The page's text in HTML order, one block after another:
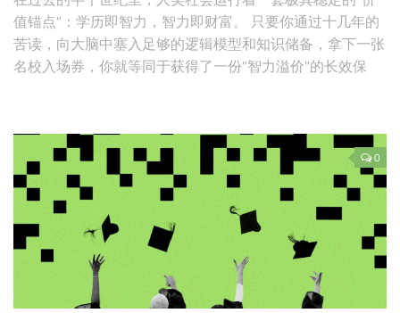
值锚点"：学历即智力，智力即财富。 只要你通过十几年的
苦读，向大脑中塞入足够的逻辑模型和知识储备，拿下一张
名校入场券，你就等同于获得了一份"智力溢价"的长效保
仅吹散了精英阶层的优越感，更揭示了一个令所
0